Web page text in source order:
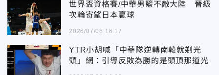
世界盃資格賽/中華男籃不敵大陸 晉級
次輪寄望日本贏球
2026/07/06 16:17
YTR小胡喊「中華隊逆轉南韓就剃光
頭」網：引導反敗為勝的是頭頂那道光